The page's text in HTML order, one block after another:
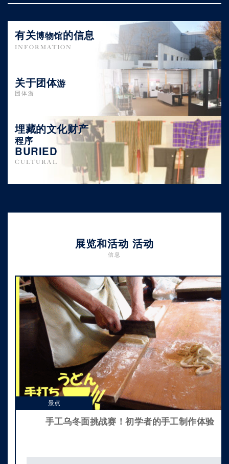
有关博物馆的信息
INFORMATION
关于团体游
团体游
埋藏的文化财产
程序
BURIED
CULTURAL
展览和活动 活动
信息
景点
手工乌冬面挑战赛！初学者的手工制作体验